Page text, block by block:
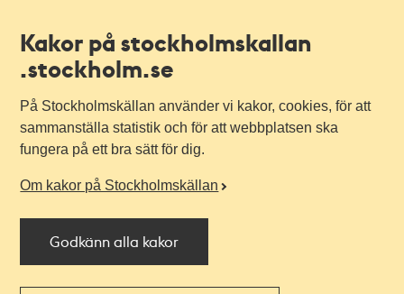
Kakor på stockholmskallan
.stockholm.se
På Stockholmskällan använder vi kakor, cookies, för att
sammanställa statistik och för att webbplatsen ska
fungera på ett bra sätt för dig.
Om kakor på Stockholmskällan
Godkänn alla kakor